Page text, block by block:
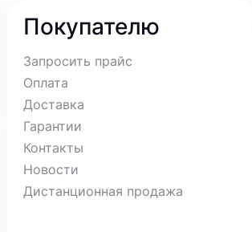
Покупателю
Запросить прайс
Оплата
Доставка
Гарантии
Контакты
Новости
Дистанционная продажа